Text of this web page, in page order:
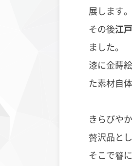
展します。
その後江
ました。
漆に金蒔
た素材自
きらびや
贅沢品と
そこで簪